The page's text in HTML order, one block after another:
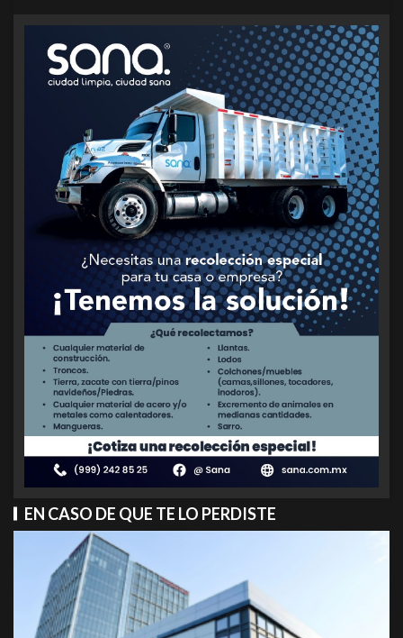
EN CASO DE QUE TE LO PERDISTE